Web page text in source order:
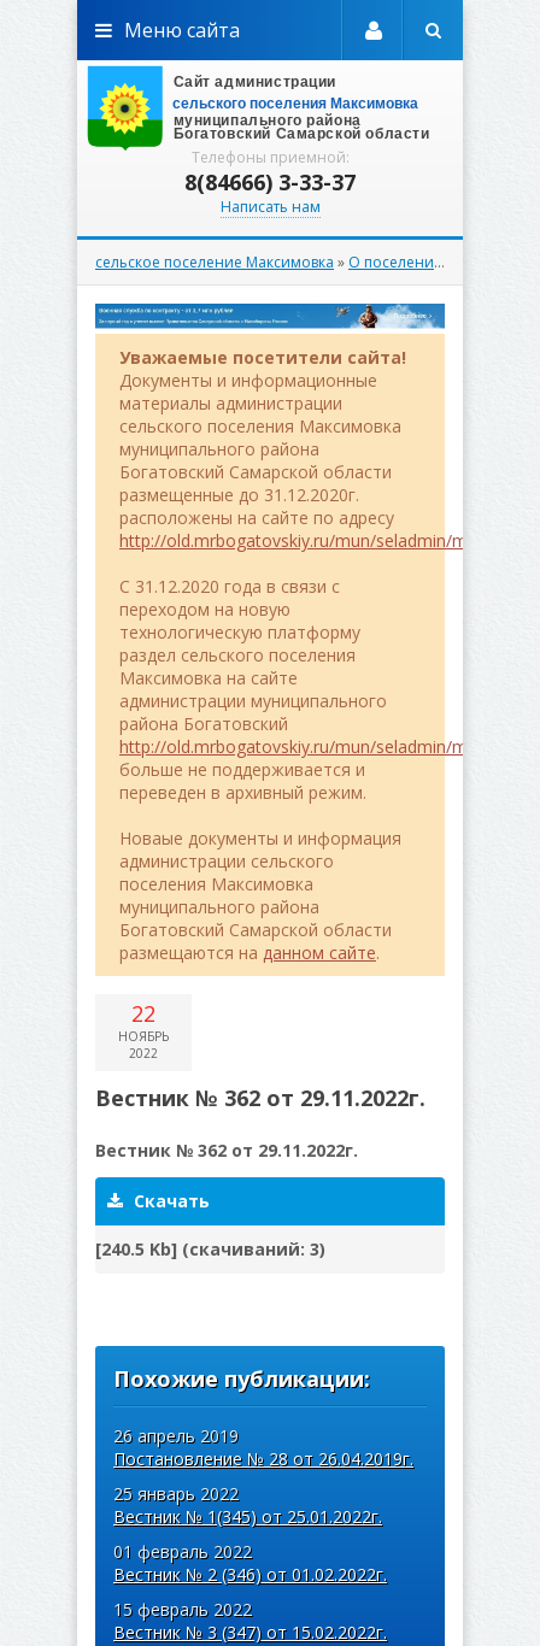
Телефоны приемной:
8(84666) 3-33-37
Написать нам
Меню сайта
сельское поселение Максимовка » О поселении
Уважаемые посетители сайта!
Документы и информационные
материалы администрации
сельского поселения Максимовка
муниципального района
Богатовский Самарской области
размещенные до 31.12.2020г.
расположены на сайте по адресу
http://old.mrbogatovskiy.ru/mun/seladmin/
C 31.12.2020 года в связи с
переходом на новую
технологическую платформу
раздел сельского поселения
Максимовка на сайте
администрации муниципального
района Богатовский
http://old.mrbogatovskiy.ru/mun/seladmin/
больше не поддерживается и
переведен в архивный режим.
Новаые документы и информация
администрации сельского
поселения Максимовка
муниципального района
Богатовский Самарской области
размещаются на данном сайте.
22
НОЯБРЬ
2022
Вестник № 362 от 29.11.2022г.
Вестник № 362 от 29.11.2022г.
Скачать
[240.5 Kb] (cкачиваний: 3)
Похожие публикации:
26 апрель 2019
Постановление № 28 от 26.04.2019г.
25 январь 2022
Вестник № 1(345) от 25.01.2022г.
01 февраль 2022
Вестник № 2 (346) от 01.02.2022г.
15 февраль 2022
Вестник № 3 (347) от 15.02.2022г.